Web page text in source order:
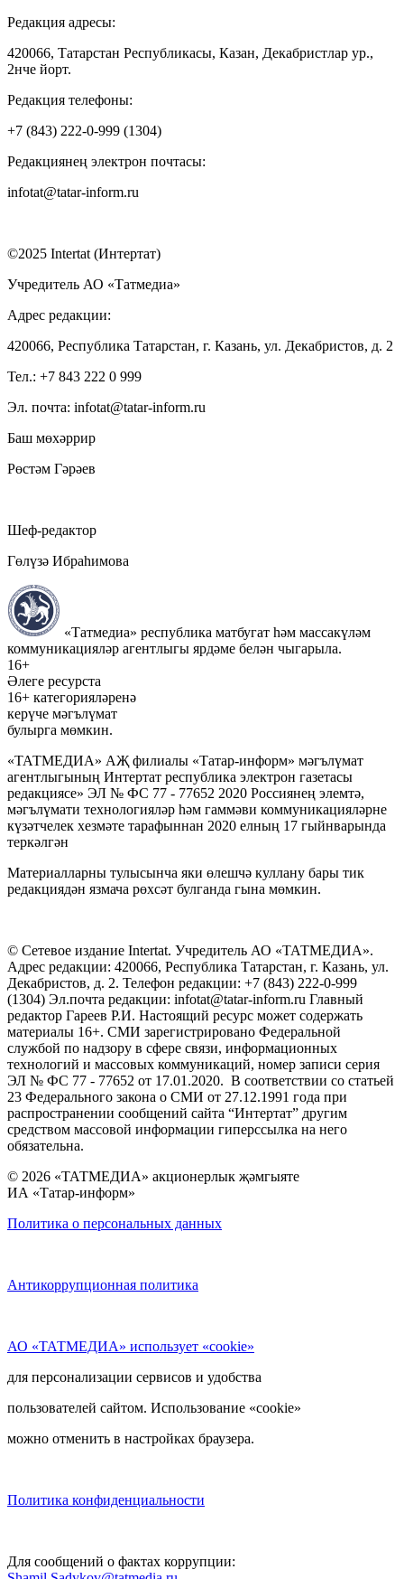
Редакция адресы:
420066, Татарстан Республикасы, Казан, Декабристлар ур.,
2нче йорт.
Редакция телефоны:
+7 (843) 222-0-999 (1304)
Редакциянең электрон почтасы:
infotat@tatar-inform.ru
©2025 Intertat (Интертат)
Учредитель АО «Татмедиа»
Адрес редакции:
420066, Республика Татарстан, г. Казань, ул. Декабристов, д. 2
Тел.: +7 843 222 0 999
Эл. почта: infotat@tatar-inform.ru
Баш мөхәррир
Рөстәм Гәрәев
Шеф-редактор
Гөлүзә Ибраһимова
«Татмедиа» республика матбугат һәм массакүләм
коммуникацияләр агентлыгы ярдәме белән чыгарыла.
16+
Әлеге ресурста
16+ категорияләренә
керүче мәгълүмат
булырга мөмкин.
«ТАТМЕДИА» АҖ филиалы «Татар-информ» мәгълүмат
агентлыгының Интертат республика электрон газетасы
редакциясе» ЭЛ № ФС 77 - 77652 2020 Россиянең элемтә,
мәгълүмати технологияләр һәм гаммәви коммуникацияләрне
күзәтчелек хезмәте тарафыннан 2020 елның 17 гыйнварында
теркәлгән
Материалларны тулысынча яки өлешчә куллану бары тик
редакциядән язмача рөхсәт булганда гына мөмкин.
© Сетевое издание Intertat. Учредитель АО «ТАТМЕДИА».
Адрес редакции: 420066, Республика Татарстан, г. Казань, ул.
Декабристов, д. 2. Телефон редакции: +7 (843) 222-0-999
(1304) Эл.почта редакции: infotat@tatar-inform.ru Главный
редактор Гареев Р.И. Настоящий ресурс может содержать
материалы 16+. СМИ зарегистрировано Федеральной
службой по надзору в сфере связи, информационных
технологий и массовых коммуникаций, номер записи серия
ЭЛ № ФС 77 - 77652 от 17.01.2020. В соответствии со статьей
23 Федерального закона о СМИ от 27.12.1991 года при
распространении сообщений сайта “Интертат” другим
средством массовой информации гиперссылка на него
обязательна.
© 2026 «ТАТМЕДИА» акционерлык җәмгыяте
ИА «Татар-информ»
Политика о персональных данных
Антикоррупционная политика
АО «ТАТМЕДИА» использует «cookie»
для персонализации сервисов и удобства
пользователей сайтом. Использование «cookie»
можно отменить в настройках браузера.
Политика конфиденциальности
Для сообщений о фактах коррупции: